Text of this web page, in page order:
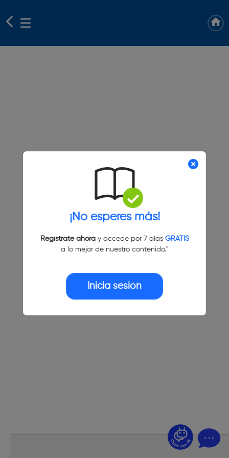
¡No esperes más!
Regístrate ahoray accede por 7 días GRATIS
a lo mejor de nuestro contenido."
Inicia sesión